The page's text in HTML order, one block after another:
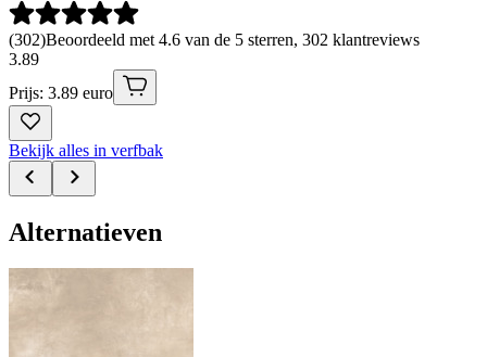
(302)Beoordeeld met 4.6 van de 5 sterren, 302 klantreviews
3.89
Prijs: 3.89 euro
Bekijk alles in verfbak
Alternatieven